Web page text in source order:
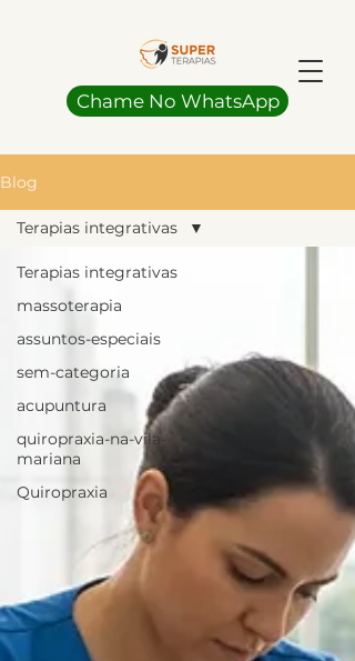
Chame No WhatsApp
Blog
Terapias integrativas
massoterapia
assuntos-especiais
sem-categoria
acupuntura
quiropraxia-na-vila-
mariana
Quiropraxia
Terapias integrativas